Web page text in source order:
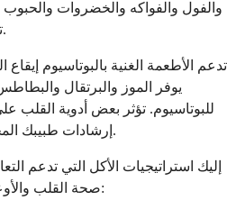
والفول والفواكه والخضروات والحبوب
تدريجيًا لتجنب الغازات والانتفاخ.
تدعم الأطعمة الغنية بالبوتاسيوم
يوفر الموز والبرتقال
للبوتاسيوم. تؤثر بعض أدوية القلب
إرشادات طبيبك المحددة بشأن الكمية التي تحتاجها.
إليك استراتيجيات الأكل التي تدعم
صحة القلب والأوعية الدموية على المدى الطويل: